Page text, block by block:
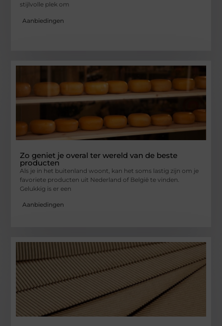
stijlvolle plek om
Aanbiedingen
Zo geniet je overal ter wereld van de beste
producten
Als je in het buitenland woont, kan het soms lastig zijn om je
favoriete producten uit Nederland of België te vinden.
Gelukkig is er een
Aanbiedingen